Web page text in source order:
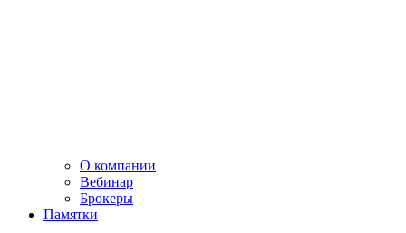
О компании
Вебинар
Брокеры
Памятки